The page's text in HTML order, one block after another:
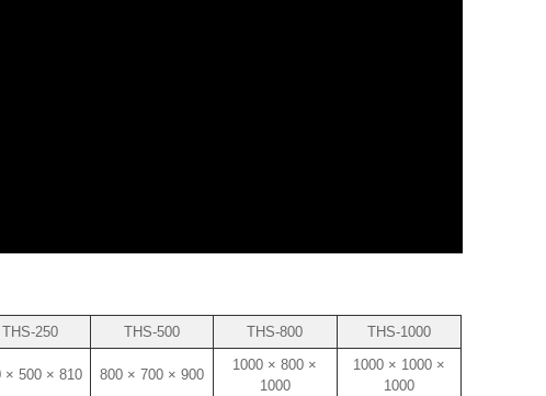
THS-250 THS-500 THS-800 THS-1000
× 500 × 810 800 × 700 × 900
1000 × 800 ×
1000
1000 × 1000 ×
1000